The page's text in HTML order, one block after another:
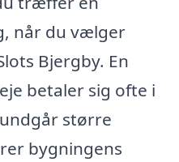
når du vælger
Bjergby. En
betaler sig ofte i
større
bygningens